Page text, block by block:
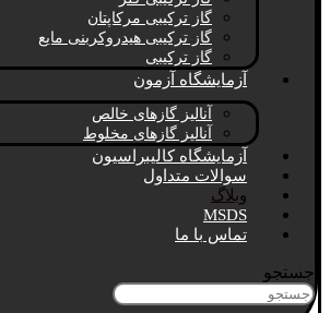
گاز ترکیبی مرکاپتان
گاز ترکیبی هیدروکربنی مایع
گاز ترکیبی
آزمایشگاه آزمون
آنالیز گازهای خالص
آنالیز گازهای مخلوط
آزمایشگاه کالیبراسیون
سوالات متداول
وبلاگ
MSDS
تماس با ما
جستجو